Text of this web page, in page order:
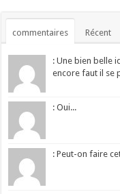
commentaires Récent
: Une bien belle
encore faut il se
: Oui...
: Peut-on faire